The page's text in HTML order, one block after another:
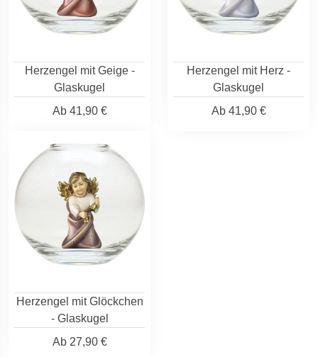
Herzengel mit Geige -
Glaskugel
Ab41,90 €
Herzengel mit Herz -
Glaskugel
Ab41,90 €
Herzengel mit Glöckchen
- Glaskugel
Ab27,90 €